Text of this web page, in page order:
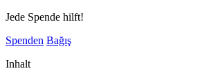
Jede Spende hilft!
Spenden Bağış
Inhalt